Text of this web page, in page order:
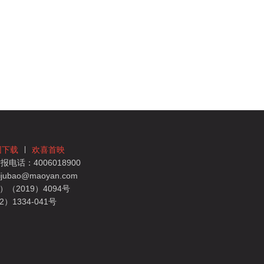
下载
欢喜首映
电话：4006018900
（2019）4094号
）1334-041号